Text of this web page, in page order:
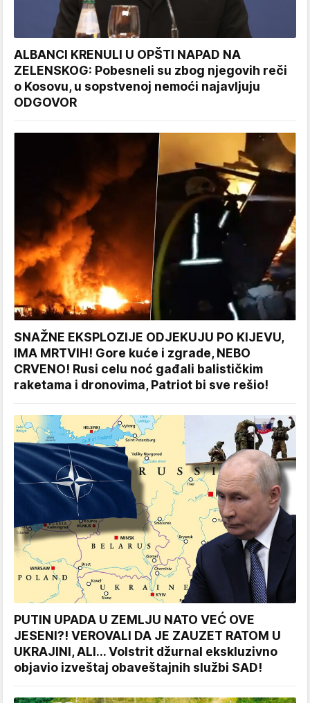
ALBANCI KRENULI U OPŠTI NAPAD NA
ZELENSKOG: Pobesneli su zbog njegovih reči
o Kosovu, u sopstvenoj nemoći najavljuju
ODGOVOR
SNAŽNE EKSPLOZIJE ODJEKUJU PO KIJEVU,
IMA MRTVIH! Gore kuće i zgrade, NEBO
CRVENO! Rusi celu noć gađali balističkim
raketama i dronovima, Patriot bi sve rešio!
PUTIN UPADA U ZEMLJU NATO VEĆ OVE
JESENI?! VEROVALI DA JE ZAUZET RATOM U
UKRAJINI, ALI... Volstrit džurnal ekskluzivno
objavio izveštaj obaveštajnih službi SAD!